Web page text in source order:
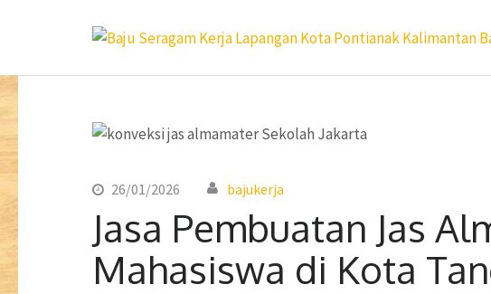
Lompat
konten
(Tekan
26/01/2026 bajukerja
Jasa Pembuatan Jas
Mahasiswa di Kota